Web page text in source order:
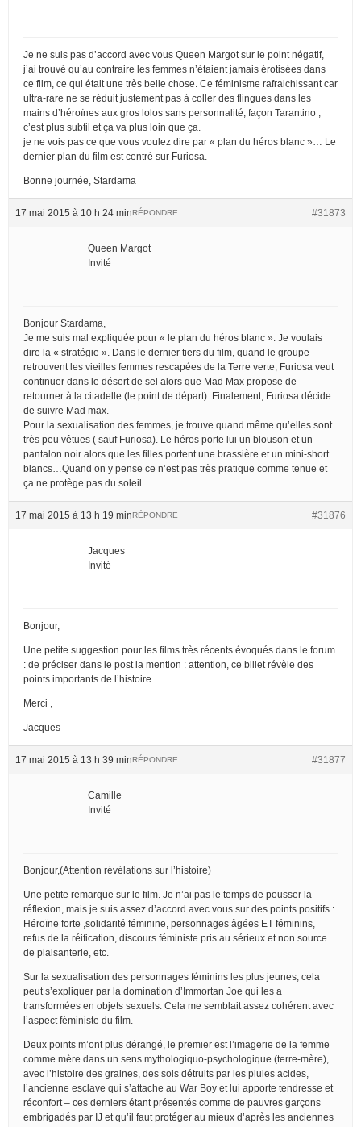
Je ne suis pas d’accord avec vous Queen Margot sur le point négatif,
j’ai trouvé qu’au contraire les femmes n’étaient jamais érotisées dans
ce film, ce qui était une très belle chose. Ce féminisme rafraichissant car
ultra-rare ne se réduit justement pas à coller des flingues dans les
mains d’héroïnes aux gros lolos sans personnalité, façon Tarantino ;
c’est plus subtil et ça va plus loin que ça.
je ne vois pas ce que vous voulez dire par « plan du héros blanc »… Le
dernier plan du film est centré sur Furiosa.
Bonne journée, Stardama
17 mai 2015 à 10 h 24 min #31873
RÉPONDRE
Queen Margot
Invité
Bonjour Stardama,
Je me suis mal expliquée pour « le plan du héros blanc ». Je voulais
dire la « stratégie ». Dans le dernier tiers du film, quand le groupe
retrouvent les vieilles femmes rescapées de la Terre verte; Furiosa veut
continuer dans le désert de sel alors que Mad Max propose de
retourner à la citadelle (le point de départ). Finalement, Furiosa décide
de suivre Mad max.
Pour la sexualisation des femmes, je trouve quand même qu’elles sont
très peu vêtues ( sauf Furiosa). Le héros porte lui un blouson et un
pantalon noir alors que les filles portent une brassière et un mini-short
blancs…Quand on y pense ce n’est pas très pratique comme tenue et
ça ne protège pas du soleil…
17 mai 2015 à 13 h 19 min #31876
RÉPONDRE
Jacques
Invité
Bonjour,
Une petite suggestion pour les films très récents évoqués dans le forum
: de préciser dans le post la mention : attention, ce billet révèle des
points importants de l’histoire.
Merci ,
Jacques
17 mai 2015 à 13 h 39 min #31877
RÉPONDRE
Camille
Invité
Bonjour,(Attention révélations sur l’histoire)
Une petite remarque sur le film. Je n’ai pas le temps de pousser la
réflexion, mais je suis assez d’accord avec vous sur des points positifs :
Héroïne forte ,solidarité féminine, personnages âgées ET féminins,
refus de la réification, discours féministe pris au sérieux et non source
de plaisanterie, etc.
Sur la sexualisation des personnages féminins les plus jeunes, cela
peut s’expliquer par la domination d’Immortan Joe qui les a
transformées en objets sexuels. Cela me semblait assez cohérent avec
l’aspect féministe du film.
Deux points m’ont plus dérangé, le premier est l’imagerie de la femme
comme mère dans un sens mythologiquo-psychologique (terre-mère),
avec l’histoire des graines, des sols détruits par les pluies acides,
l’ancienne esclave qui s’attache au War Boy et lui apporte tendresse et
réconfort – ces derniers étant présentés comme de pauvres garçons
embrigadés par IJ et qu’il faut protéger au mieux d’après les anciennes